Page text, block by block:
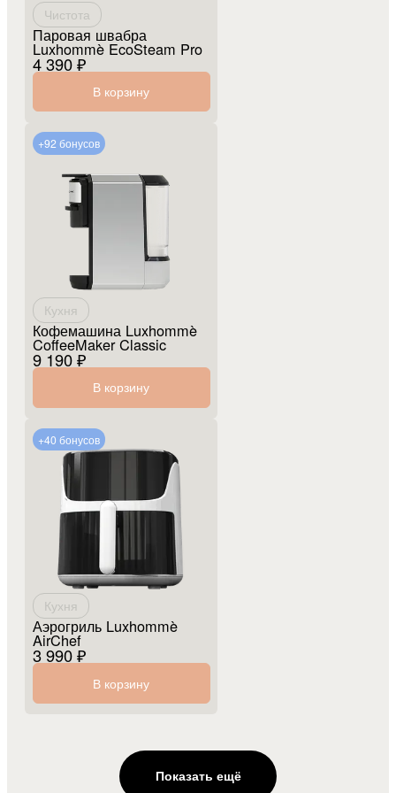
Чистота
Паровая швабра
Luxhommè EcoSteam Pro
4 390 ₽
В корзину
+92 бонусов
Кухня
Кофемашина Luxhommè
CoffeeMaker Classic
9 190 ₽
В корзину
+40 бонусов
Кухня
Аэрогриль Luxhommè
AirChef
3 990 ₽
В корзину
Показать ещё